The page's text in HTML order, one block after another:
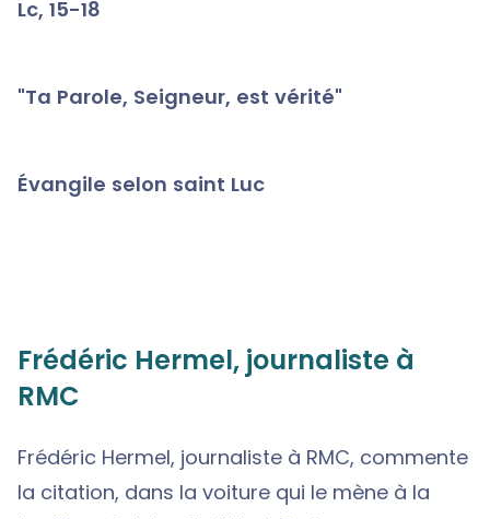
Lc, 15-18
"Ta Parole, Seigneur, est vérité"
Évangile selon saint Luc
Frédéric Hermel, journaliste à
RMC
Frédéric Hermel, journaliste à RMC, commente
la citation, dans la voiture qui le mène à la